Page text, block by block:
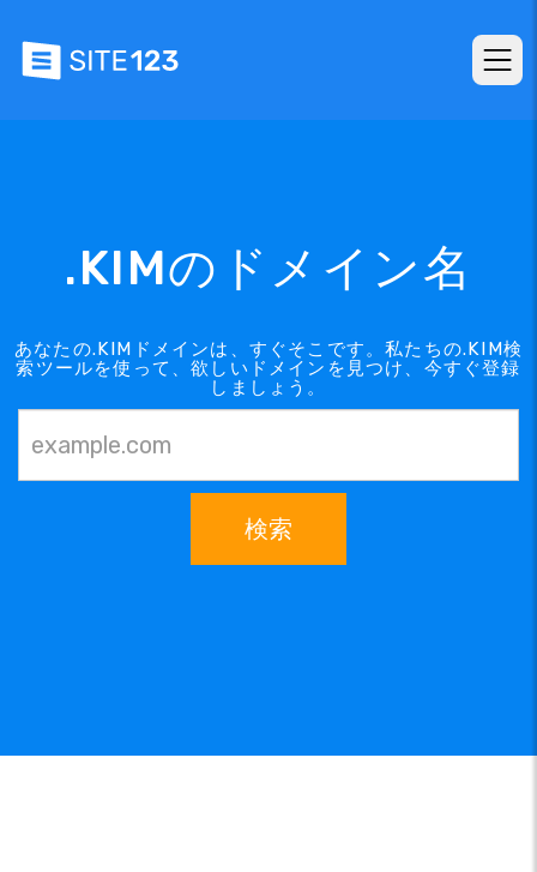
.KIMのドメイン名
あなたの.KIMドメインは、すぐそこです。私たちの.KIM検
索ツールを使って、欲しいドメインを見つけ、今すぐ登録
しましょう。
検索